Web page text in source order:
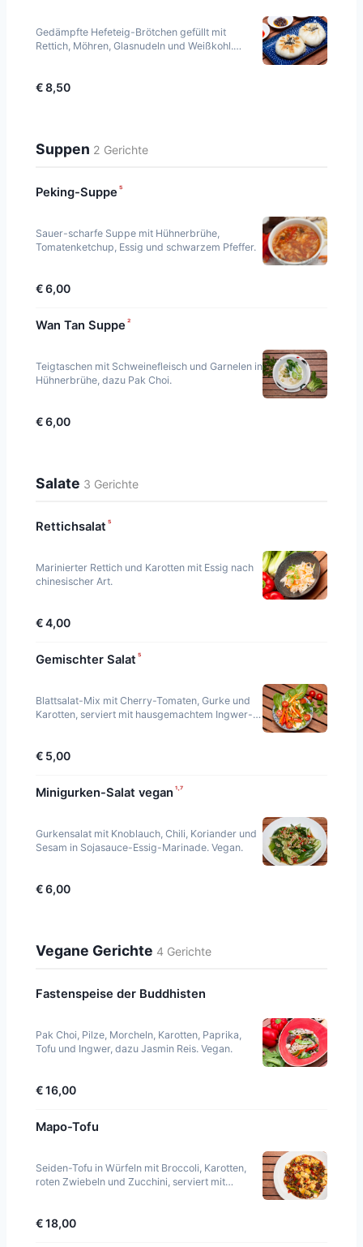
Gedämpfte Hefeteig-Brötchen gefüllt mit
Rettich, Möhren, Glasnudeln und Weißkohl.
€ 8,50
Suppen 2 Gerichte
Peking-Suppe ⁵
Sauer-scharfe Suppe mit Hühnerbrühe,
Tomatenketchup, Essig und schwarzem Pfeffer.
€ 6,00
Wan Tan Suppe ²
Teigtaschen mit Schweinefleisch und Garnelen in
Hühnerbrühe, dazu Pak Choi.
€ 6,00
Salate 3 Gerichte
Rettichsalat ⁵
Marinierter Rettich und Karotten mit Essig nach
chinesischer Art.
€ 4,00
Gemischter Salat ⁵
Blattsalat-Mix mit Cherry-Tomaten, Gurke und
Karotten, serviert mit hausgemachtem Ingwer-
€ 5,00
Minigurken-Salat vegan ¹·⁷
Gurkensalat mit Knoblauch, Chili, Koriander und
Sesam in Sojasauce-Essig-Marinade. Vegan.
€ 6,00
Vegane Gerichte 4 Gerichte
Fastenspeise der Buddhisten
Pak Choi, Pilze, Morcheln, Karotten, Paprika,
Tofu und Ingwer, dazu Jasmin Reis. Vegan.
€ 16,00
Mapo-Tofu
Seiden-Tofu in Würfeln mit Broccoli, Karotten,
roten Zwiebeln und Zucchini, serviert mit
€ 18,00